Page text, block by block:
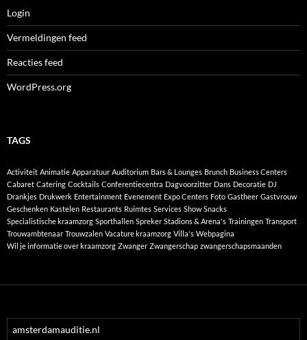
Login
Vermeldingen feed
Reacties feed
WordPress.org
TAGS
Activiteit Animatie Apparatuur Auditorium Bars & Lounges Brunch Business Centers
Cabaret Catering Cocktails Conferentiecentra Dagvoorzitter Dans Decoratie DJ
Drankjes Drukwerk Entertainment Evenement Expo Centers Foto Gastheer Gastvrouw
Geschenken Kastelen Restaurants Ruimtes Services Show Snacks
Specialistische kraamzorg Sporthallen Spreker Stadions & Arena's Trainingen Transport
Trouwambtenaar Trouwzalen Vacature kraamzorg Villa's Webpagina
Wil je informatie over kraamzorg Zwanger Zwangerschap zwangerschapsmaanden
amsterdamauditie.nl